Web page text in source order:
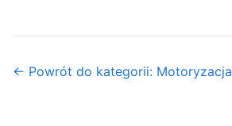
← Powrót do kategorii: